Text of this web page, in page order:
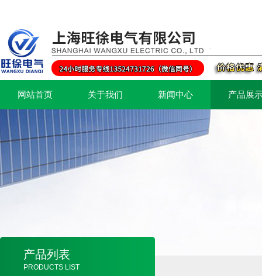
网站首页 关于我们 新闻中心 产品展
产品列表
PRODUCTS LIST